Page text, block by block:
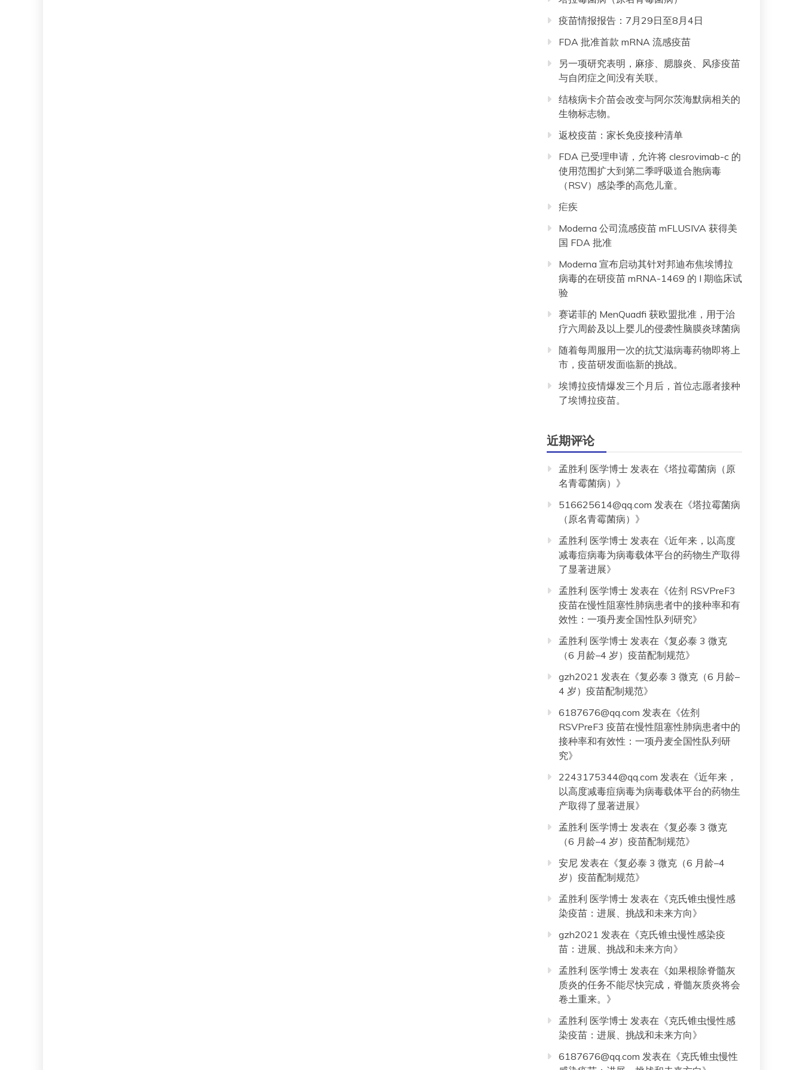
疫苗情报报告：7月29日至8月4日
FDA 批准首款 mRNA 流感疫苗
另一项研究表明，麻疹、腮腺炎、风疹疫苗
与自闭症之间没有关联。
结核病卡介苗会改变与阿尔茨海默病相关的
生物标志物。
返校疫苗：家长免疫接种清单
FDA 已受理申请，允许将 clesrovimab-c 的
使用范围扩大到第二季呼吸道合胞病毒
（RSV）感染季的高危儿童。
疟疾
Moderna 公司流感疫苗 mFLUSIVA 获得美
国 FDA 批准
Moderna 宣布启动其针对邦迪布焦埃博拉
病毒的在研疫苗 mRNA-1469 的 I 期临床试
验
赛诺菲的 MenQuadfi 获欧盟批准，用于治
疗六周龄及以上婴儿的侵袭性脑膜炎球菌病
随着每周服用一次的抗艾滋病毒药物即将上
市，疫苗研发面临新的挑战。
埃博拉疫情爆发三个月后，首位志愿者接种
了埃博拉疫苗。
近期评论
孟胜利 医学博士 发表在《塔拉霉菌病（原
名青霉菌病） 》
516625614@qq.com 发表在《塔拉霉菌病
（原名青霉菌病） 》
孟胜利 医学博士 发表在《近年来，以高度
减毒痘病毒为病毒载体平台的药物生产取得
了显著进展》
孟胜利 医学博士 发表在《佐剂 RSVPreF3
疫苗在慢性阻塞性肺病患者中的接种率和有
效性：一项丹麦全国性队列研究》
孟胜利 医学博士 发表在《复必泰 3 微克
（6 月龄–4 岁）疫苗配制规范》
gzh2021 发表在《复必泰 3 微克（6 月龄–
4 岁）疫苗配制规范》
6187676@qq.com 发表在《佐剂
RSVPreF3 疫苗在慢性阻塞性肺病患者中的
接种率和有效性：一项丹麦全国性队列研
究》
2243175344@qq.com 发表在《近年来，
以高度减毒痘病毒为病毒载体平台的药物生
产取得了显著进展》
孟胜利 医学博士 发表在《复必泰 3 微克
（6 月龄–4 岁）疫苗配制规范》
安尼 发表在《复必泰 3 微克（6 月龄–4
岁）疫苗配制规范》
孟胜利 医学博士 发表在《克氏锥虫慢性感
染疫苗：进展、挑战和未来方向》
gzh2021 发表在《克氏锥虫慢性感染疫
苗：进展、挑战和未来方向》
孟胜利 医学博士 发表在《如果根除脊髓灰
质炎的任务不能尽快完成，脊髓灰质炎将会
卷土重来。 》
孟胜利 医学博士 发表在《克氏锥虫慢性感
染疫苗：进展、挑战和未来方向》
6187676@qq.com 发表在《克氏锥虫慢性